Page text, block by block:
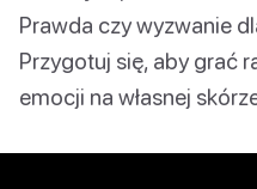
Prawda czy wyzwanie
Przygotuj się, aby grać
emocji na własnej